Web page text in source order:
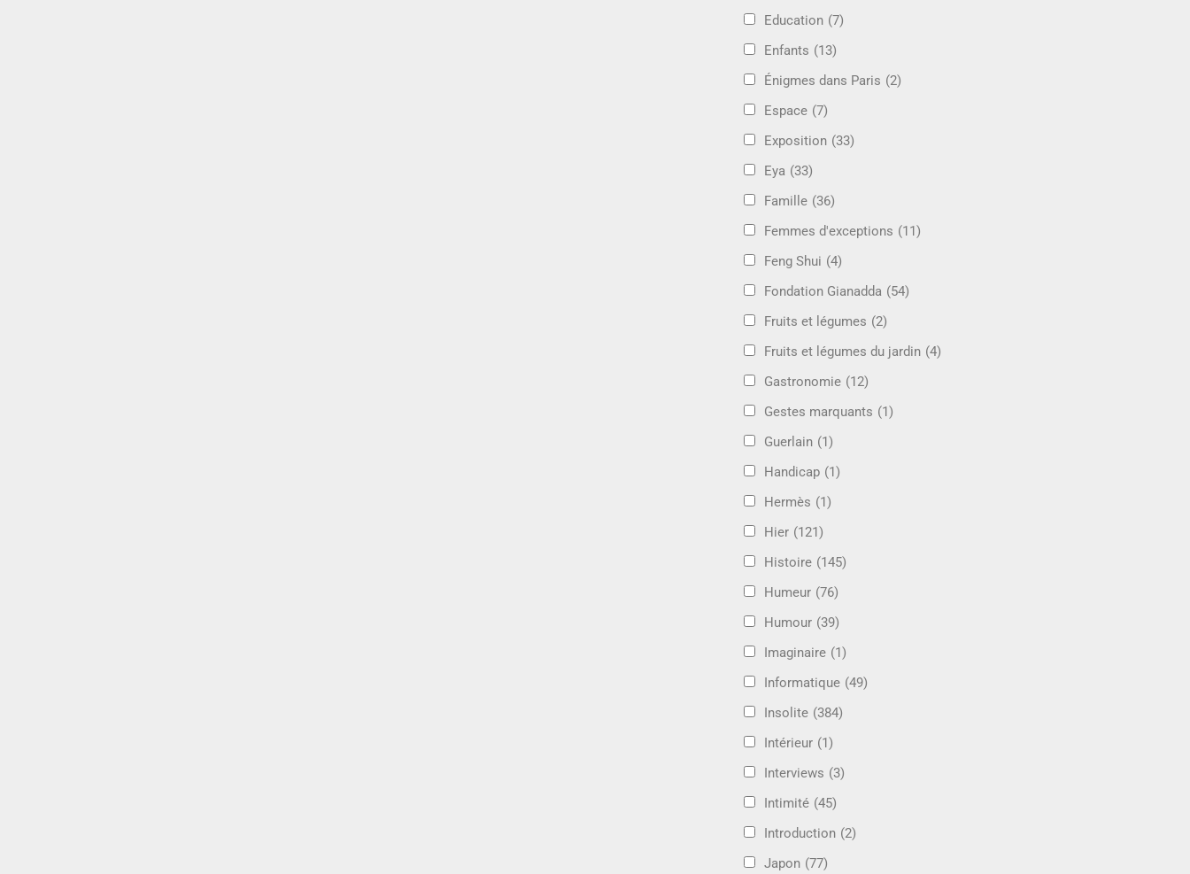
Education (7)
Enfants (13)
Énigmes dans Paris (2)
Espace (7)
Exposition (33)
Eya (33)
Famille (36)
Femmes d'exceptions (11)
Feng Shui (4)
Fondation Gianadda (54)
Fruits et légumes (2)
Fruits et légumes du jardin (4)
Gastronomie (12)
Gestes marquants (1)
Guerlain (1)
Handicap (1)
Hermès (1)
Hier (121)
Histoire (145)
Humeur (76)
Humour (39)
Imaginaire (1)
Informatique (49)
Insolite (384)
Intérieur (1)
Interviews (3)
Intimité (45)
Introduction (2)
Japon (77)